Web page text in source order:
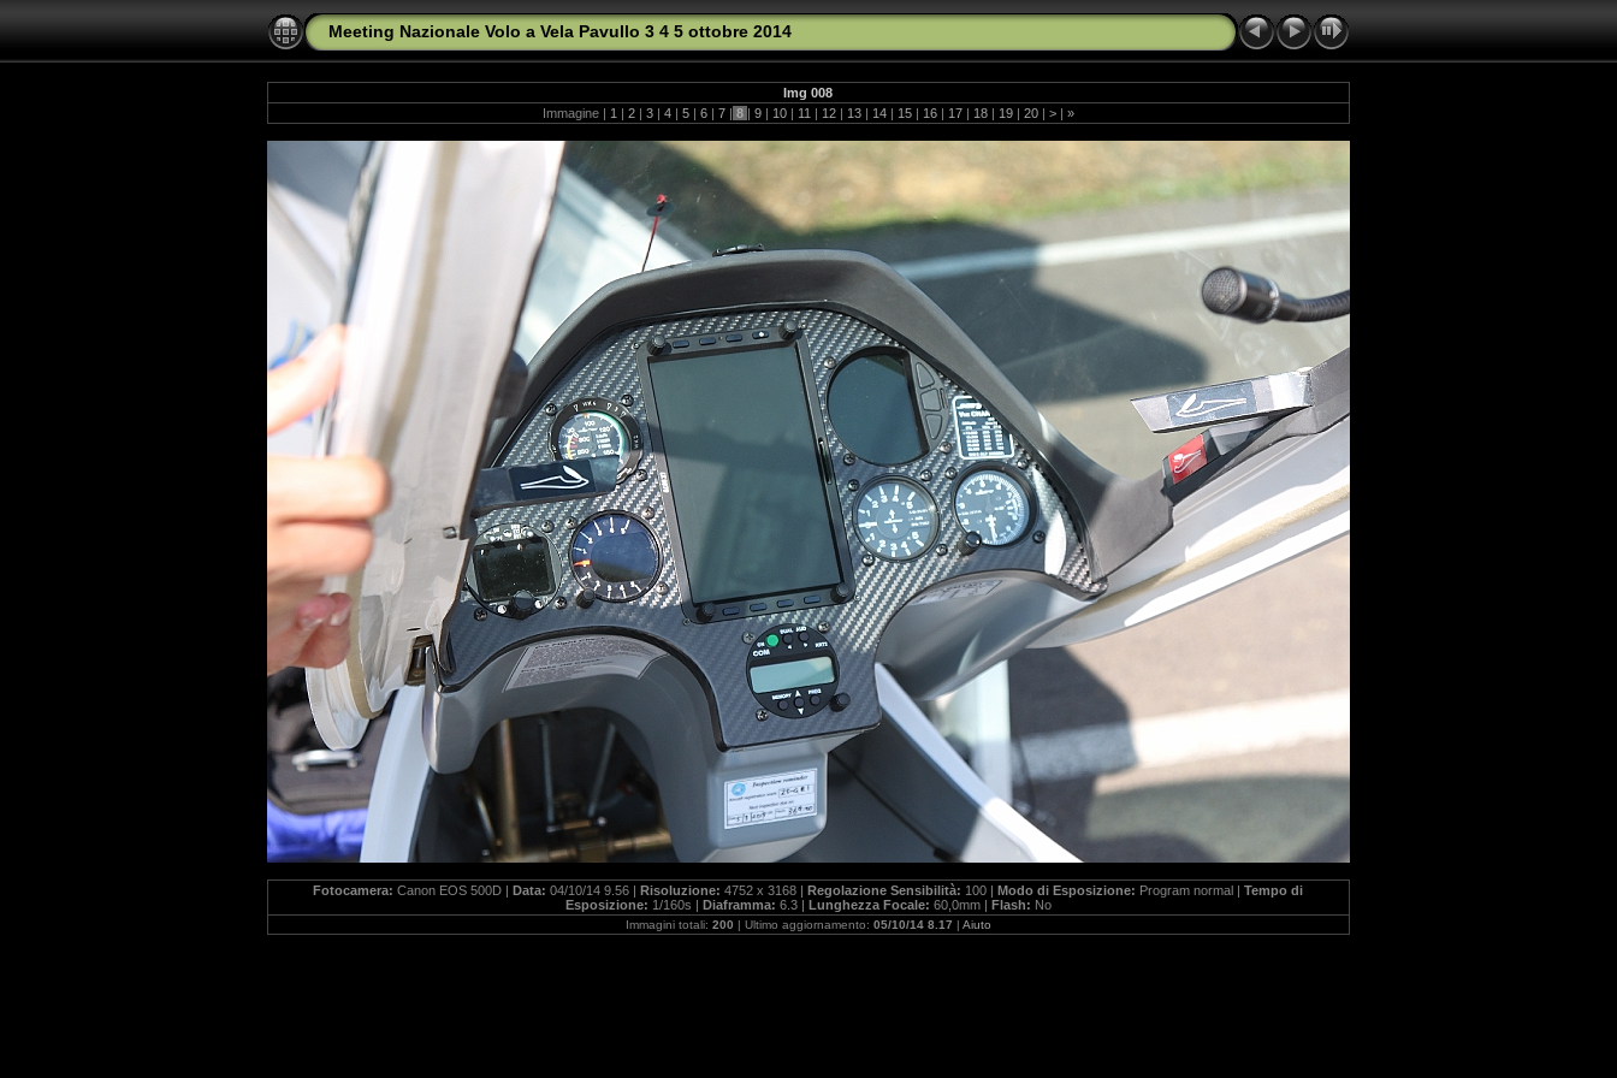
Meeting Nazionale Volo a Vela Pavullo 3 4 5 ottobre 2014
Img 008
Immagine | 1 | 2 | 3 | 4 | 5 | 6 | 7 | 8 | 9 | 10 | 11 | 12 | 13 | 14 | 15 | 16 | 17 | 18 | 19 | 20 | > | »
Fotocamera:Canon EOS 500D |Data:04/10/14 9.56 |Risoluzione:4752 x 3168 |Regolazione Sensibilità: 100 |Modo di Esposizione: Program normal |Tempo di
Esposizione: 1/160s | Diaframma: 6.3 | Lunghezza Focale: 60,0mm | Flash: No
Immagini totali: 200 | Ultimo aggiornamento: 05/10/14 8.17 | Aiuto